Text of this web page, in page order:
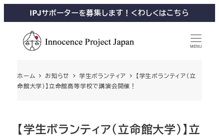
IPJサポーターを募集します！くわしくはこちら
MENU
ホーム お知らせ 学生ボランティア
【学生ボランティア（立
命館大学）】立命館高等学校で講演会開催！
【学生ボランティア（立命館大学）】立